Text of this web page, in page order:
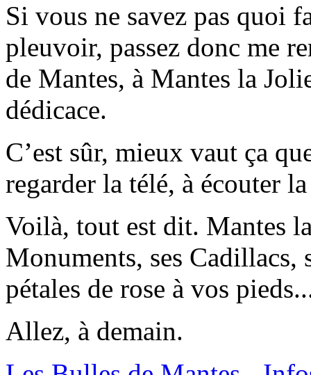
Si vous ne savez pas quoi
pleuvoir, passez donc me
de Mantes, à Mantes la
dédicace.
C’est sûr, mieux vaut ça
regarder la télé, à écouter
Voilà, tout est dit. Mantes
Monuments, ses Cadillacs,
pétales de rose à vos
Allez, à demain.